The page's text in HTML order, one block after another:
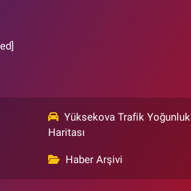
Yüksekova Trafik Yoğunluk
Haritası
Haber Arşivi